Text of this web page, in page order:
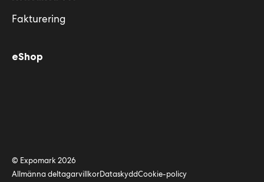
Fakturering
eShop
© Expomark 2026
Allmänna deltagarvillkorDataskyddCookie-policy